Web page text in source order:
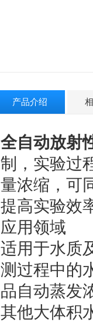
产品介绍
全自动放射
制，实验过
量浓缩，可
提高实验效
应用领域
适用于水质
测过程中的
品自动蒸发
其他大体积